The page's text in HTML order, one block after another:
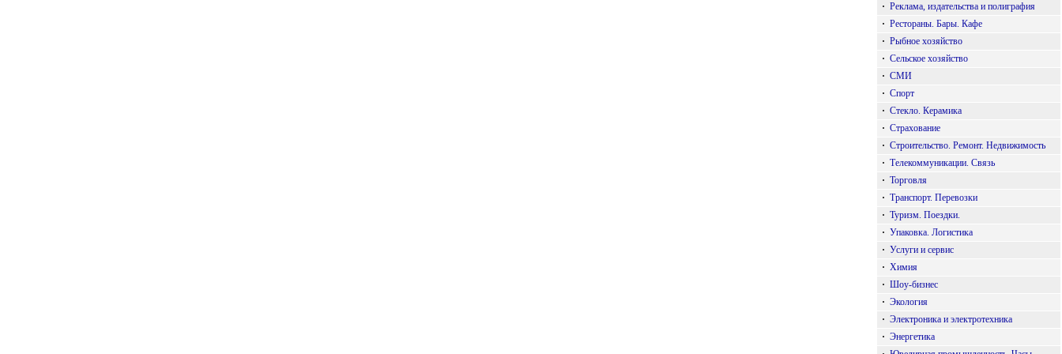
· Реклама, издательства и полиграфия
· Рестораны. Бары. Кафе
· Рыбное хозяйство
· Сельское хозяйство
· СМИ
· Спорт
· Стекло. Керамика
· Страхование
· Строительство. Ремонт. Недвижимость
· Телекоммуникации. Связь
· Торговля
· Транспорт. Перевозки
· Туризм. Поездки.
· Упаковка. Логистика
· Услуги и сервис
· Химия
· Шоу-бизнес
· Экология
· Электроника и электротехника
· Энергетика